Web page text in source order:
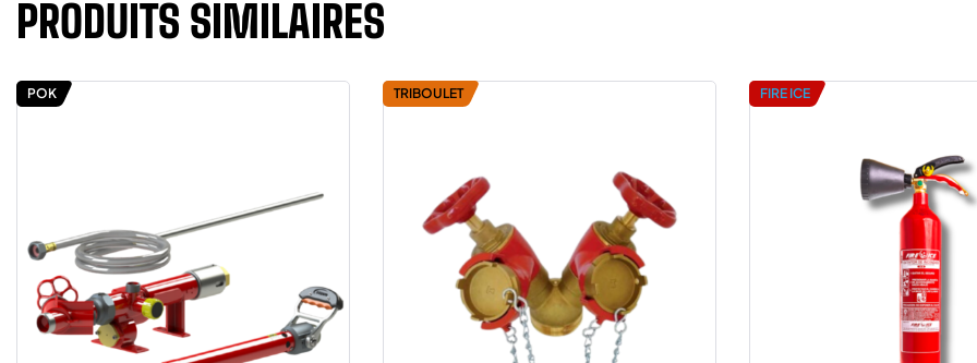
PRODUITS SIMILAIRES
POK TRIBOULET FIRE ICE